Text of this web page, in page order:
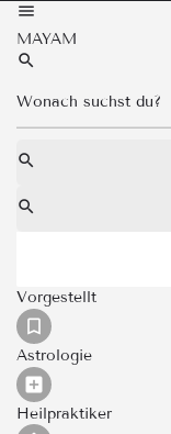
MAYAM
Vorgestellt
Astrologie
Heilpraktiker